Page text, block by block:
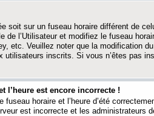
soit sur un fuseau horaire différent de
de l’Utilisateur et modifiez le fuseau
etc. Veuillez noter que la modification
utilisateurs inscrits. Si vous n’êtes pas
l’heure est encore incorrecte !
horaire et l’heure d’été
est incorrecte et les administrateurs